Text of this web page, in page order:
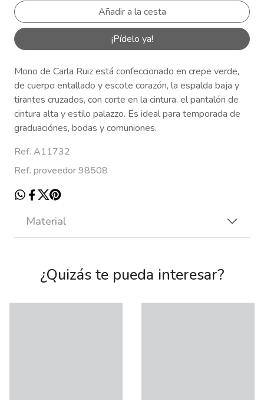
¡Pídelo ya!
Mono de Carla Ruiz está confeccionado en crepe verde,
de cuerpo entallado y escote corazón, la espalda baja y
tirantes cruzados, con corte en la cintura. el pantalón de
cintura alta y estilo palazzo. Es ideal para temporada de
graduaciónes, bodas y comuniones.
Ref. A11732
Ref. proveedor 98508
Material
¿Quizás te pueda interesar?